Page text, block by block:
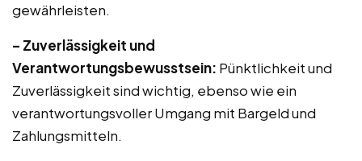
gewährleisten.
– Zuverlässigkeit und
Verantwortungsbewusstsein: Pünktlichkeit und
Zuverlässigkeit sind wichtig, ebenso wie ein
verantwortungsvoller Umgang mit Bargeld und
Zahlungsmitteln.